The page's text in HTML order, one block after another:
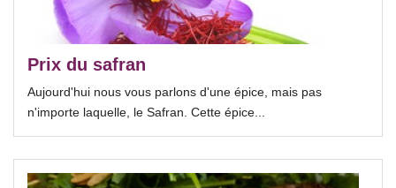
Prix du safran
Aujourd'hui nous vous parlons d'une épice, mais pas
n'importe laquelle, le Safran. Cette épice...